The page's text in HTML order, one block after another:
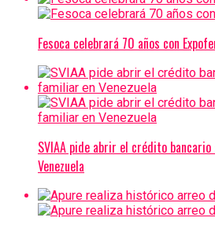
Fesoca celebrará 70 años con
SVIAA pide abrir el crédito
Venezuela